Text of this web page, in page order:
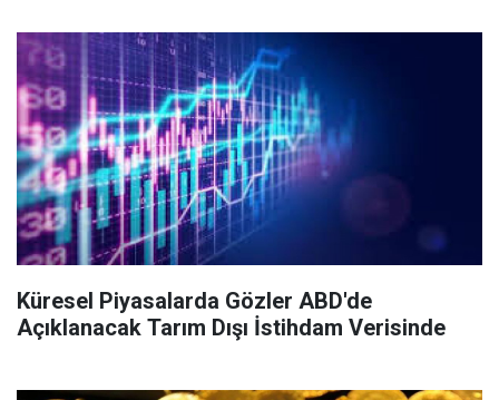
Küresel Piyasalarda Gözler ABD'de
Açıklanacak Tarım Dışı İstihdam Verisinde